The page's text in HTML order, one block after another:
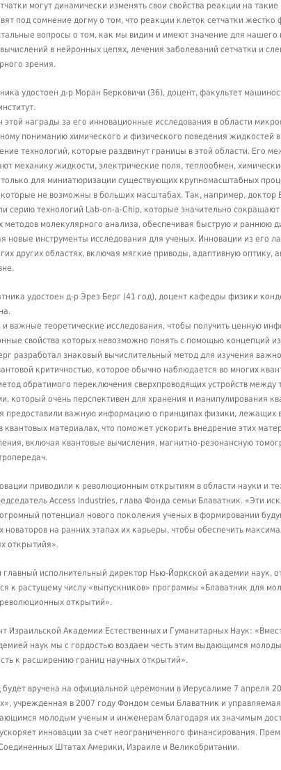
могут динамически изменять свои свойства реакции на
под сомнение догму о том, что реакции клеток сетчатки жестко
вопросы о том, как мы видим и имеют значение для нашего
в нейронных цепях, лечения заболеваний сетчатки и
зрения.
удостоен д-р Моран Берковичи (36), доцент, факультет
этой награды за его инновационные исследования в области
пониманию химического и физического поведения жидкостей
технологий, которые раздвинут границы в этой области. Его
механику жидкости, электрические поля, теплообмен,
для миниатюризации существующих крупномасштабных
не возможны в больших масштабах. Так, например, доктор
серию технологий Lab-on-a-Chip, которые значительно
методов молекулярного анализа, обеспечивая быструю и раннюю
новые инструменты исследования для ученых. Инновации из его
других областях, включая мягкие приводы, адаптивную оптику,
удостоен д-р Эрез Берг (41 год), доцент кафедры физики
и важные теоретические исследования, чтобы получить ценную
свойства которых невозможно понять с помощью концепций
разработал знаковый вычислительный метод для изучения
критичностью, которое обычно наблюдается во многих
обратимого переключения сверхпроводящих устройств между
который очень перспективен для хранения и манипулирования
предоставили важную информацию о принципах физики, лежащих
квантовых материалах, что поможет ускорить внедрение этих
включая квантовые вычисления, магнитно-резонансную
приводили к революционным открытиям в области науки и
Access Industries, глава Фонда семьи Блаватник. «Эти
потенциал нового поколения ученых в формировании
новаторов на ранних этапах их карьеры, чтобы обеспечить
открытийя».
исполнительный директор Нью-Йоркской академии наук,
к растущему числу «выпускников» программы «Блаватник для
открытий».
Израильской Академии Естественных и Гуманитарных Наук:
наук мы с гордостью воздаем честь этим выдающимся
к расширению границ научных открытий».
вручена на официальной церемонии в Иерусалиме 7 апреля
учрежденная в 2007 году Фондом семьи Блаватник и
молодым ученым и инженерам благодаря их значимым
инновации за счет неограниченного финансирования.
Штатах Америки, Израиле и Великобритании.